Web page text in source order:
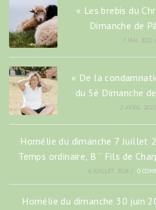
« Les brebis du
Dimanche de
7 MAI 2022 /
« De la
du 5è Dimanche
2 AVRIL 2022
Homélie du dimanche 7 Juillet
Temps ordinaire, B “ Fils de
6 JUILLET 2024 / 0
Homélie du dimanche 30 juin